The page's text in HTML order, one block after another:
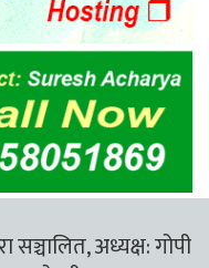
सञ्चालित, अध्यक्ष: गोपी